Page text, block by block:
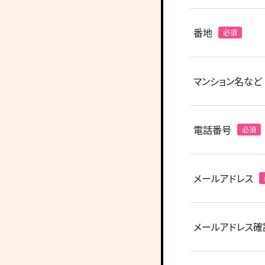
番地
マンション名など
電話番号
メールアドレス
メールアドレス